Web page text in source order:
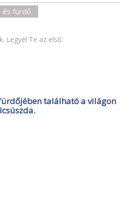
és fürdő
Legyél Te az első:
található a világon